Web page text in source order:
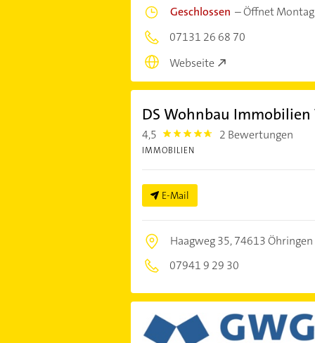
Geschlossen –Öffnet
07131 26 68 70
Webseite
DS Wohnbau
4,5 4.5 2 Bewertungen
IMMOBILIEN
E-Mail
Haagweg 35,74613 Öhringen
07941 9 29 30